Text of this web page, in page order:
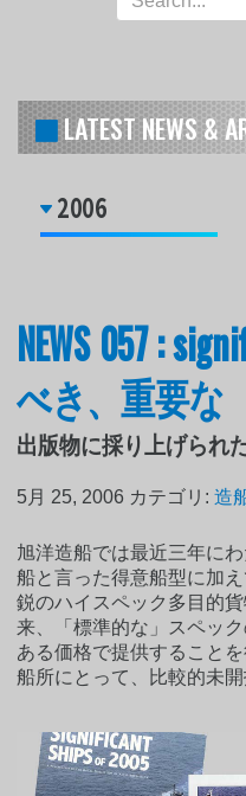
LATEST NEWS &
2006
NEWS 057 :
べき、重要な
出版物に採り上げられ
5月 25, 2006 カテゴリ:造
旭洋造船では最近三年に
船と言った得意船型に加
鋭のハイスペック多目的
来、「標準的な」スペッ
ある価格で提供すること
船所にとって、比較的未開